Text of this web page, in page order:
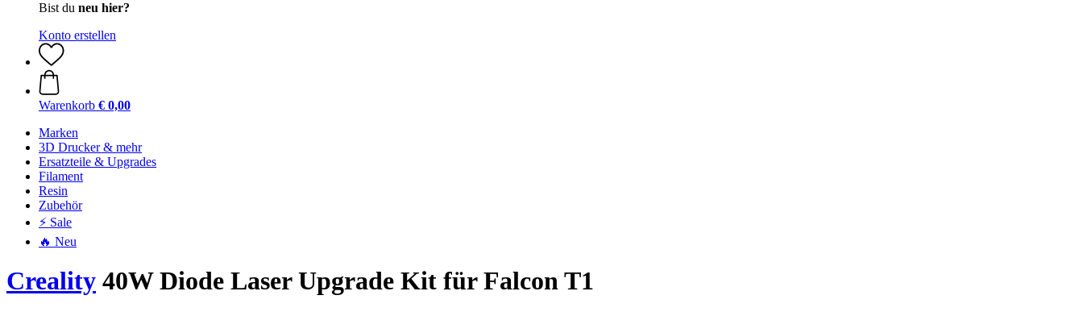
Bist du neu hier?
Konto erstellen
Warenkorb € 0,00
Marken
3D Drucker & mehr
Ersatzteile & Upgrades
Filament
Resin
Zubehör
⚡ Sale
🔥 Neu
Creality 40W Diode Laser Upgrade Kit für Falcon T1